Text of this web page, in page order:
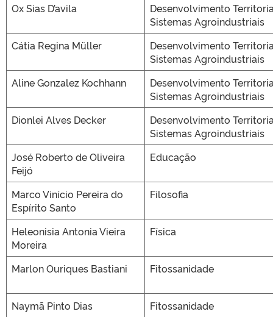
Ox Sias D’avila
Desenvolvimento
Sistemas Agroindustriais
Cátia Regina Müller
Desenvolvimento
Sistemas Agroindustriais
Aline Gonzalez Kochhann
Desenvolvimento
Sistemas Agroindustriais
Dionlei Alves Decker
Desenvolvimento
Sistemas Agroindustriais
José Roberto de Oliveira
Feijó
Educação
Marco Vinício Pereira do
Espírito Santo
Filosofia
Heleonisia Antonia Vieira
Moreira
Física
Marlon Ouriques Bastiani Fitossanidade
Naymã Pinto Dias Fitossanidade